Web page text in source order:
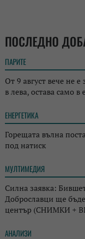
ПОСЛЕДНО
ПАРИТЕ
От 9 август вече не
в лева, остава само в
ЕНЕРГЕТИКА
Горещата вълна
под натиск
МУЛТИМЕДИЯ
Силна заявка:
Доброславци ще
център (СНИМКИ +
АНАЛИЗИ